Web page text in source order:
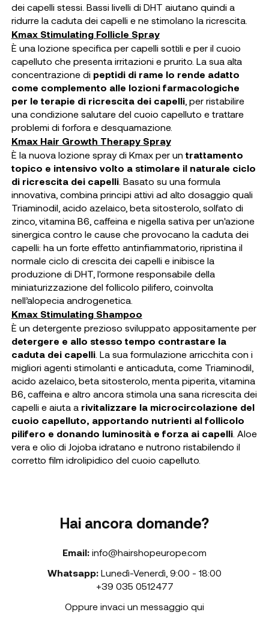
dei capelli stessi. Bassi livelli di DHT aiutano quindi a
ridurre la caduta dei capelli e ne stimolano la ricrescita.
Kmax Stimulating Follicle Spray
È una lozione specifica per capelli sottili e per il cuoio
capelluto che presenta irritazioni e prurito. La sua alta
concentrazione di peptidi di rame lo rende adatto
come complemento alle lozioni farmacologiche
per le terapie di ricrescita dei capelli, per ristabilire
una condizione salutare del cuoio capelluto e trattare
problemi di forfora e desquamazione.
Kmax Hair Growth Therapy Spray
È la nuova lozione spray di Kmax per un trattamento
topico e intensivo volto a stimolare il naturale ciclo
di ricrescita dei capelli. Basato su una formula
innovativa, combina principi attivi ad alto dosaggio quali
Triaminodil, acido azelaico, beta sitosterolo, solfato di
zinco, vitamina B6, caffeina e nigella sativa per un'azione
sinergica contro le cause che provocano la caduta dei
capelli: ha un forte effetto antinfiammatorio, ripristina il
normale ciclo di crescita dei capelli e inibisce la
produzione di DHT, l'ormone responsabile della
miniaturizzazione del follicolo pilifero, coinvolta
nell’alopecia androgenetica.
Kmax Stimulating Shampoo
È un detergente prezioso sviluppato appositamente per
detergere e allo stesso tempo contrastare la
caduta dei capelli. La sua formulazione arricchita con i
migliori agenti stimolanti e anticaduta, come Triaminodil,
acido azelaico, beta sitosterolo, menta piperita, vitamina
B6, caffeinae altro ancora stimola una sana ricrescita dei
capelli e aiuta a rivitalizzare la microcircolazione del
cuoio capelluto, apportando nutrienti al follicolo
pilifero e donando luminosità e forza ai capelli. Aloe
vera e olio di Jojobaidratano e nutrono ristabilendo il
corretto film idrolipidico del cuoio capelluto.
Hai ancora domande?
Email: info@hairshopeurope.com
Whatsapp: Lunedì-Venerdì 9:00 - 18:00
+39 035 0512477
Oppure invaci un messaggio qui